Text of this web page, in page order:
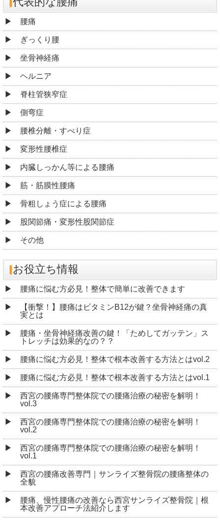
腰痛
ぎっくり腰
坐骨神経痛
ヘルニア
脊柱管狭窄症
側弯症
腰椎分離・すべり症
変形性腰椎症
内臓しっかん等による腰痛
筋・筋膜性腰痛
骨粗しょう症による腰痛
股関節痛・変形性股関節症
その他
お役立ち情報
腰痛に悩む方必見！整体で簡単に改善できます
【衝撃！】腰痛はビタミンB12が鍵？坐骨神経痛の真
実とは
腰痛・坐骨神経痛改善の鍵！「ためしてガッテン」ス
トレッチは効果的なの？？
腰痛に悩む方必見！整体で根本改善する方法とはvol.2
腰痛に悩む方必見！整体で根本改善する方法とはvol.1
西宮の腰痛専門整体院での腰痛治療の秘密を解明！
vol.3
西宮の腰痛専門整体院での腰痛治療の秘密を解明！
vol.2
西宮の腰痛専門整体院での腰痛治療の秘密を解明！
vol.1
西宮の腰痛改善専門｜サンライズ整骨院の腰痛整体の
全貌
腰痛、慢性腰痛の改善なら西宮サンライズ整骨院｜根
本改善アプローチ法紹介します